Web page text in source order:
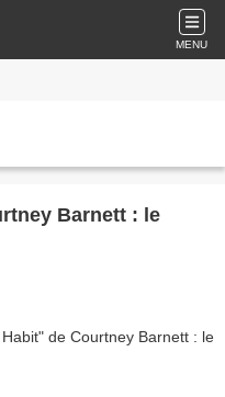
MENU
Barnett : le